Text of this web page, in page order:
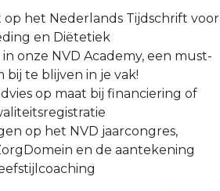
op het Nederlands Tijdschrift voor
en Diëtetiek
onze NVD Academy, een must-
bij te blijven in je vak!
op maat bij financiering of
op het NVD jaarcongres,
en de aantekening